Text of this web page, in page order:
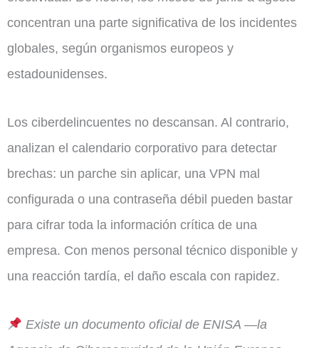
concentran una parte significativa de los incidentes
globales, según organismos europeos y
estadounidenses.
Los ciberdelincuentes no descansan. Al contrario,
analizan el calendario corporativo para detectar
brechas: un parche sin aplicar, una VPN mal
configurada o una contraseña débil pueden bastar
para cifrar toda la información crítica de una
empresa. Con menos personal técnico disponible y
una reacción tardía, el daño escala con rapidez.
Existe un documento oficial de ENISA —la